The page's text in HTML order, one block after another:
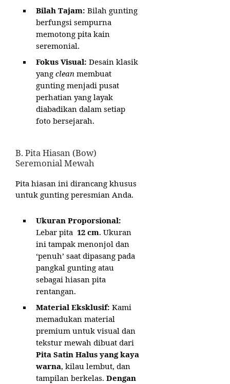
Bilah Tajam: Bilah gunting
berfungsi sempurna
memotong pita kain
seremonial.
Fokus Visual: Desain klasik
yang clean membuat
gunting menjadi pusat
perhatian yang layak
diabadikan dalam setiap
foto bersejarah.
B. Pita Hiasan (Bow)
Seremonial Mewah
Pita hiasan ini dirancang khusus
untuk gunting peresmian Anda.
Ukuran Proporsional:
Lebar pita 12 cm. Ukuran
ini tampak menonjol dan
‘penuh’ saat dipasang pada
pangkal gunting atau
sebagai hiasan pita
rentangan.
Material Eksklusif: Kami
memadukan material
premium untuk visual dan
tekstur mewah dibuat dari
Pita Satin Halus yang kaya
warna, kilau lembut, dan
tampilan berkelas. Dengan